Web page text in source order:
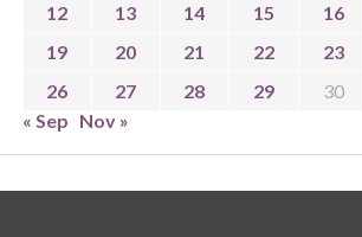
12
13 14 15 16
19
20 21 22 23
26
27 28 29 30
« Sep Nov »